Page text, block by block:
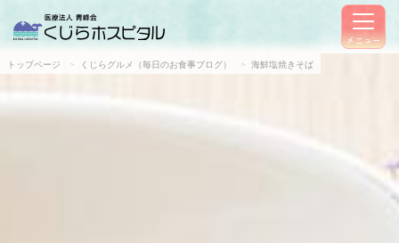
メニュー
トップページ くじらグルメ（毎日のお食事ブログ） 海鮮塩焼きそば